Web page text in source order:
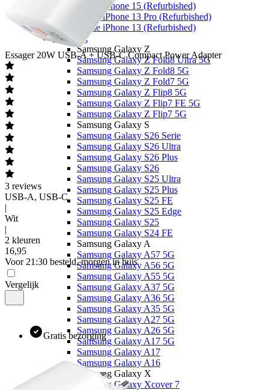
Apple iPhone 15 (Refurbished)
Apple iPhone 13 Pro (Refurbished)
Apple iPhone 13 (Refurbished)
Samsung
Samsung Galaxy Z
Samsung Galaxy Z Fold8 Ultra 5G
Samsung Galaxy Z Fold8 5G
Samsung Galaxy Z Fold7 5G
Samsung Galaxy Z Flip8 5G
Samsung Galaxy Z Flip7 FE 5G
Samsung Galaxy Z Flip7 5G
Samsung Galaxy S
Samsung Galaxy S26 Serie
Samsung Galaxy S26 Ultra
Samsung Galaxy S26 Plus
Samsung Galaxy S26
Samsung Galaxy S25 Ultra
Samsung Galaxy S25 Plus
Samsung Galaxy S25 FE
Samsung Galaxy S25 Edge
Samsung Galaxy S25
Samsung Galaxy S24 FE
Samsung Galaxy A
Samsung Galaxy A57 5G
Samsung Galaxy A56 5G
Samsung Galaxy A55 5G
Samsung Galaxy A37 5G
Samsung Galaxy A36 5G
Samsung Galaxy A35 5G
Samsung Galaxy A27 5G
Samsung Galaxy A26 5G
Samsung Galaxy A17 5G
Samsung Galaxy A17
Samsung Galaxy A16
Samsung Galaxy X
Samsung Galaxy Xcover 7
Essager 20W USB-A + USB-C Compact Power Adapter
3 reviews
USB-A, USB-C
|
Wit
|
2 kleuren
16,95
Voor 21:30 besteld, morgen in huis
Vergelijk
Gratis bezorging